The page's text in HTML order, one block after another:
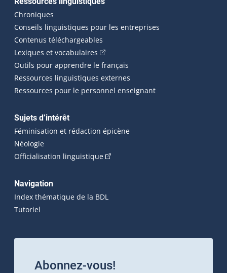
Chroniques
Conseils linguistiques pour les entreprises
Contenus téléchargeables
Lexiques et vocabulaires (Cet hyperlien externe s'ouvrira
Outils pour apprendre le français
Ressources linguistiques externes
Ressources pour le personnel enseignant
Sujets d’intérêt
Féminisation et rédaction épicène
Néologie
Officialisation linguistique(Cet hyperlien externe s'ouvrira
Navigation
Index thématique de la BDL
Tutoriel
Abonnez-vous!